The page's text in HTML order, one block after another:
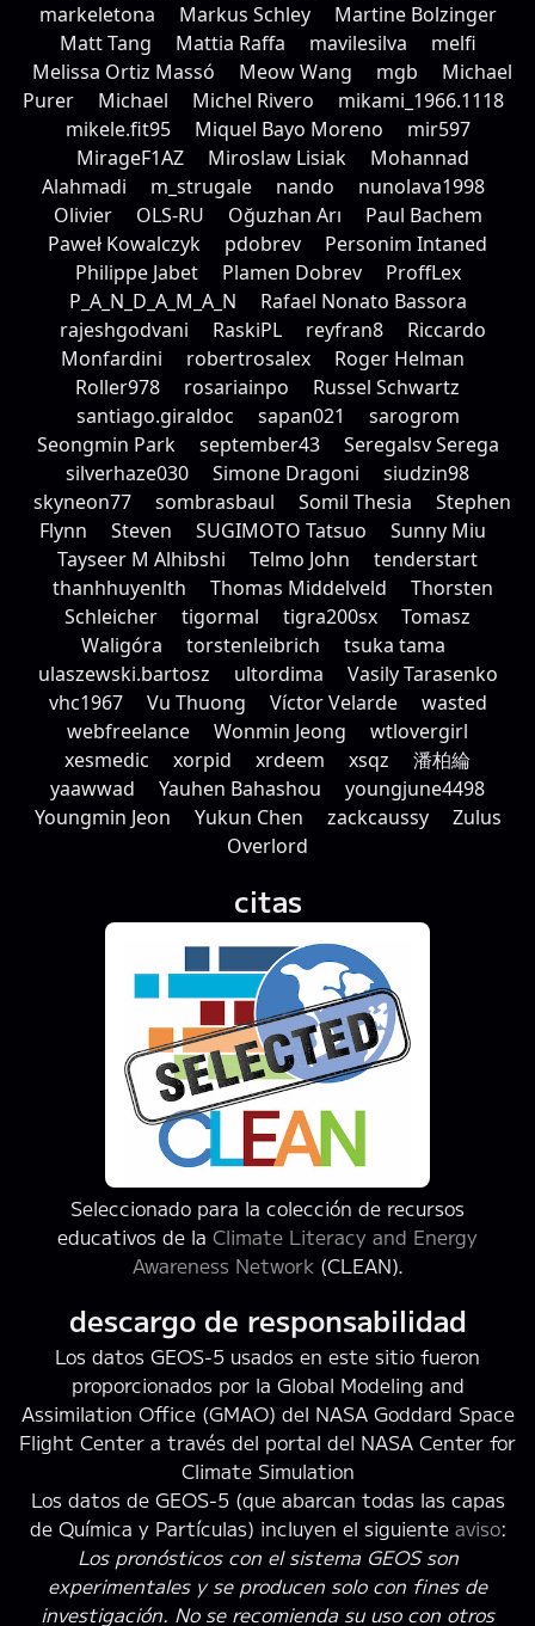
markeletona
Markus Schley
Martine Bolzinger
Matt Tang
Mattia Raffa mavilesilva
melfi
Melissa Ortiz Massó
Meow Wang mgb
Michael
Purer
Michael Michel Rivero
mikami_1966.1118
mikele.fit95
Miquel Bayo Moreno
mir597
MirageF1AZ
Miroslaw Lisiak
Mohannad
Alahmadi
m_strugale nando
nunolava1998
Olivier
OLS-RU Oğuzhan Arı
Paul Bachem
Paweł Kowalczyk
pdobrev
Personim Intaned
Philippe Jabet
Plamen Dobrev
ProffLex
P_A_N_D_A_M_A_N
Rafael Nonato Bassora
rajeshgodvani
RaskiPL reyfran8
Riccardo
Monfardini
robertrosalex
Roger Helman
Roller978
rosariainpo
Russel Schwartz
santiago.giraldoc
sapan021
sarogrom
Seongmin Park
september43
Seregalsv Serega
silverhaze030
Simone Dragoni
siudzin98
skyneon77
sombrasbaul Somil Thesia
Stephen
Flynn
Steven SUGIMOTO Tatsuo
Sunny Miu
Tayseer M Alhibshi
Telmo John
tenderstart
thanhhuyenlth
Thomas Middelveld
Thorsten
Schleicher
tigormal tigra200sx
Tomasz
Waligóra
torstenleibrich
tsuka tama
ulaszewski.bartosz
ultordima
Vasily Tarasenko
vhc1967
Vu Thuong Víctor Velarde
wasted
webfreelance
Wonmin Jeong
wtlovergirl
xesmedic
xorpid xrdeem xsqz
潘柏綸
yaawwad
Yauhen Bahashou
youngjune4498
Youngmin Jeon
Yukun Chen zackcaussy
Zulus
Οverlord
citas
Seleccionado para la colección de recursos
educativos de la Climate Literacy and Energy
Awareness Network(CLEAN).
descargo de responsabilidad
Los datos GEOS-5 usados en este sitio fueron
proporcionados por la Global Modeling and
Assimilation Office (GMAO) del NASA Goddard Space
Flight Center a través del portal del NASA Center for
Climate Simulation
Los datos de GEOS-5 (que abarcan todas las capas
de Química y Partículas) incluyen el siguiente aviso:
Los pronósticos con el sistema GEOS son
experimentales y se producen solo con fines de
investigación. No se recomienda su uso con otros